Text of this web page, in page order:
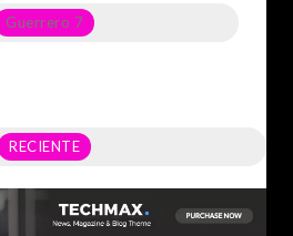
Guerrero 7
RECIENTE